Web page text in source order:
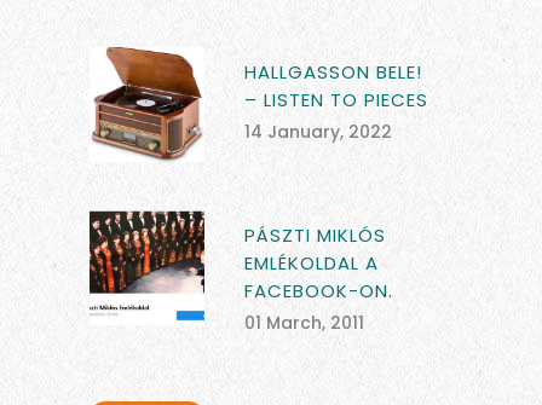
HALLGASSON BELE!
– LISTEN TO PIECES
14 January, 2022
PÁSZTI MIKLÓS
EMLÉKOLDAL A
FACEBOOK-ON.
01 March, 2011